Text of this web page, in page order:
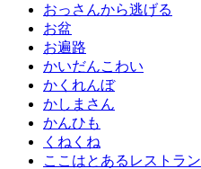
おっさんから逃げる
お盆
お遍路
かいだんこわい
かくれんぼ
かしまさん
かんひも
くねくね
ここはとあるレストラン